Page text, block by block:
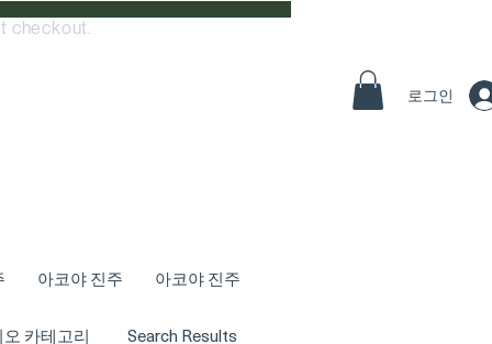
checkout.
로그인
아코야 진주 아코야 진주
카테고리 Search Results